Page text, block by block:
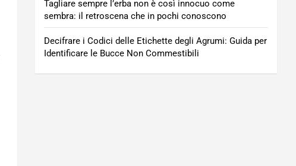
Tagliare sempre l’erba non è così innocuo come
sembra: il retroscena che in pochi conoscono
Decifrare i Codici delle Etichette degli Agrumi: Guida per
Identificare le Bucce Non Commestibili